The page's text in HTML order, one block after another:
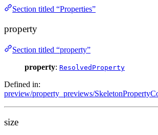
Section titled “Properties”
property
Section titled “property”
property: ResolvedProperty
Defined in:
preview/property_previews/
size